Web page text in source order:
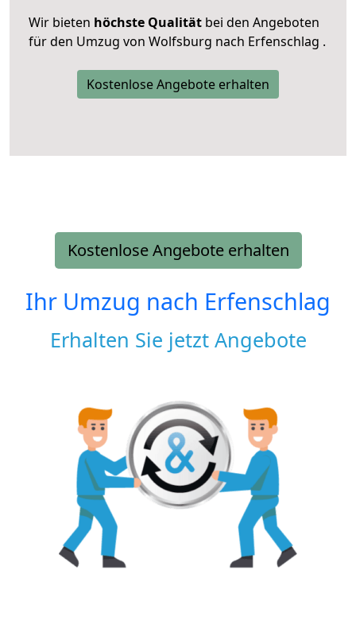
Wir bieten höchste Qualität bei den Angeboten
für den Umzug von Wolfsburg nach Erfenschlag .
Kostenlose Angebote erhalten
Kostenlose Angebote erhalten
Ihr Umzug nach Erfenschlag
Erhalten Sie jetzt Angebote